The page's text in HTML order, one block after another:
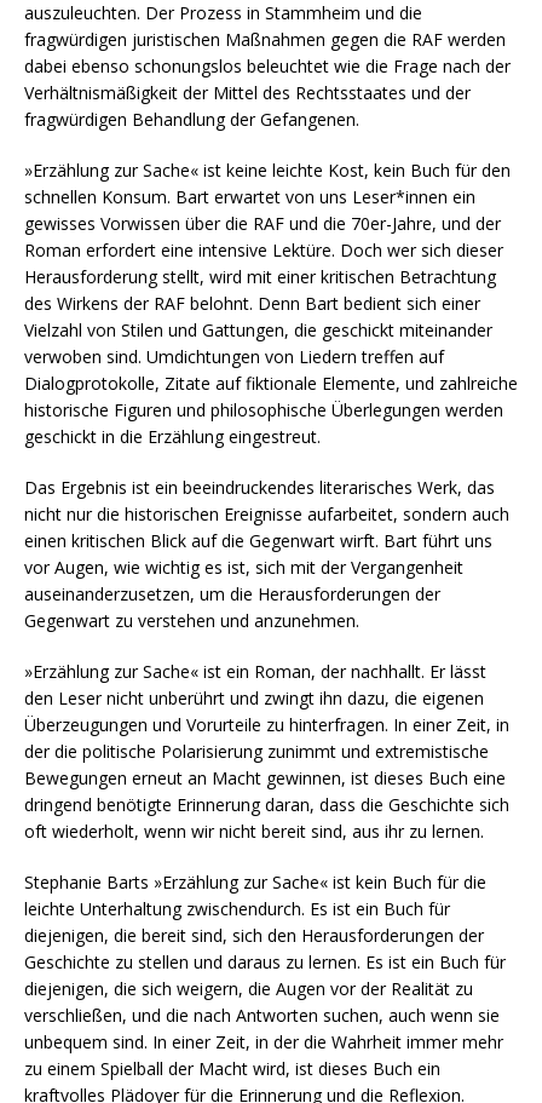
auszuleuchten. Der Prozess in Stammheim und die
fragwürdigen juristischen Maßnahmen gegen die RAF werden
dabei ebenso schonungslos beleuchtet wie die Frage nach der
Verhältnismäßigkeit der Mittel des Rechtsstaates und der
fragwürdigen Behandlung der Gefangenen.
»Erzählung zur Sache« ist keine leichte Kost, kein Buch für den
schnellen Konsum. Bart erwartet von uns Leser*innen ein
gewisses Vorwissen über die RAF und die 70er-Jahre, und der
Roman erfordert eine intensive Lektüre. Doch wer sich dieser
Herausforderung stellt, wird mit einer kritischen Betrachtung
des Wirkens der RAF belohnt. Denn Bart bedient sich einer
Vielzahl von Stilen und Gattungen, die geschickt miteinander
verwoben sind. Umdichtungen von Liedern treffen auf
Dialogprotokolle, Zitate auf fiktionale Elemente, und zahlreiche
historische Figuren und philosophische Überlegungen werden
geschickt in die Erzählung eingestreut.
Das Ergebnis ist ein beeindruckendes literarisches Werk, das
nicht nur die historischen Ereignisse aufarbeitet, sondern auch
einen kritischen Blick auf die Gegenwart wirft. Bart führt uns
vor Augen, wie wichtig es ist, sich mit der Vergangenheit
auseinanderzusetzen, um die Herausforderungen der
Gegenwart zu verstehen und anzunehmen.
»Erzählung zur Sache« ist ein Roman, der nachhallt. Er lässt
den Leser nicht unberührt und zwingt ihn dazu, die eigenen
Überzeugungen und Vorurteile zu hinterfragen. In einer Zeit, in
der die politische Polarisierung zunimmt und extremistische
Bewegungen erneut an Macht gewinnen, ist dieses Buch eine
dringend benötigte Erinnerung daran, dass die Geschichte sich
oft wiederholt, wenn wir nicht bereit sind, aus ihr zu lernen.
Stephanie Barts »Erzählung zur Sache« ist kein Buch für die
leichte Unterhaltung zwischendurch. Es ist ein Buch für
diejenigen, die bereit sind, sich den Herausforderungen der
Geschichte zu stellen und daraus zu lernen. Es ist ein Buch für
diejenigen, die sich weigern, die Augen vor der Realität zu
verschließen, und die nach Antworten suchen, auch wenn sie
unbequem sind. In einer Zeit, in der die Wahrheit immer mehr
zu einem Spielball der Macht wird, ist dieses Buch ein
kraftvolles Plädoyer für die Erinnerung und die Reflexion.